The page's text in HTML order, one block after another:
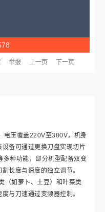
举报 上一页 下一页
电压覆盖220V至380V，机身
备可通过更换刀盘实现切片
多种功能，部分机型配备双变
长度与速度的独立调节。
如萝卜、土豆）和叶菜类
与刀速通过变频器控制。